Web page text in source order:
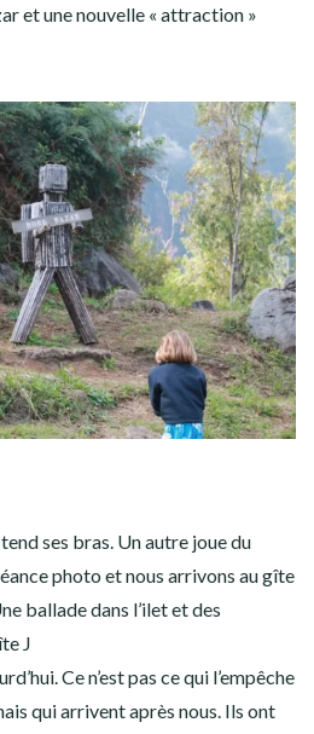
et une nouvelle « attraction »
ses bras. Un autre joue du
photo et nous arrivons au gîte
ballade dans l’ilet et des
J
Ce n’est pas ce qui l’empêche
qui arrivent après nous. Ils ont